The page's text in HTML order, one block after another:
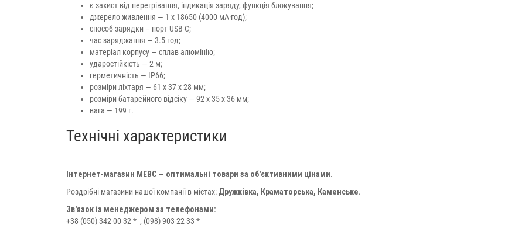
є захист від перегрівання, індикація заряду, функція блокування;
джерело живлення — 1 х 18650 (4000 мА·год);
способ зарядки – порт USB-C;
час заряджання — 3.5 год;
матеріал корпусу — сплав алюмінію;
ударостійкість — 2 м;
герметичність — IP66;
розміри ліхтаря — 61 х 37 х 28 мм;
розміри батарейного відсіку — 92 х 35 х 36 мм;
вага — 199 г.
Технічні характеристики
Інтернет-магазин МЕВС — оптимальні товари за об'єктивними цінами.
Роздрібні магазини нашої компанії в містах: Дружківка, Краматорська, Каменське.
Зв'язок із менеджером за телефонами:
+38 (050) 342-00-32 * , (098) 903-22-33 *